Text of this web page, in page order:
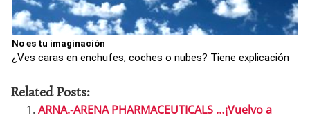
No es tu imaginación
¿Ves caras en enchufes, coches o nubes? Tiene explicación
Related Posts:
ARNA.-ARENA PHARMACEUTICALS …¡Vuelvo a